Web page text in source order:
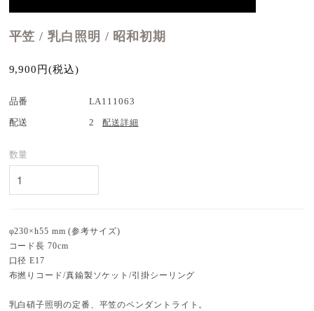
平笠 / 乳白照明 / 昭和初期
9,900円(税込)
品番
LA111063
配送
2 配送詳細
数量
φ230×h55 mm (参考サイズ)
コード長 70cm
口径 E17
布撚りコード/真鍮製ソケット/引掛シーリング
乳白硝子照明の定番、平笠のペンダントライト。